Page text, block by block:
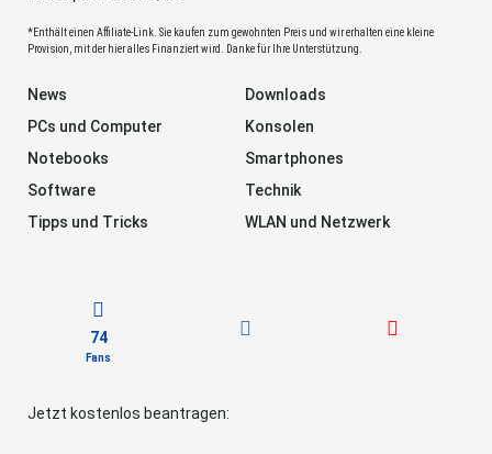
*Enthält einen Affiliate-Link. Sie kaufen zum gewohnten Preis und wir erhalten eine kleine
Provision, mit der hier alles Finanziert wird. Danke für Ihre Unterstützung.
News
Downloads
PCs und Computer
Konsolen
Notebooks
Smartphones
Software
Technik
Tipps und Tricks
WLAN und Netzwerk
74
Fans
Jetzt kostenlos beantragen: